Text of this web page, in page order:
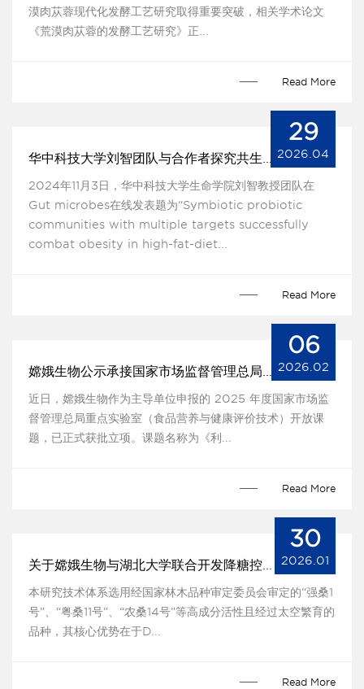
漠肉苁蓉现代化发酵工艺研究取得重要突破，相关学术论文
《荒漠肉苁蓉的发酵工艺研究》正...
Read More
华中科技大学刘智团队与合作者探究共生益生菌
2024年11月3日，华中科技大学生命学院刘智教授团队在
Gut microbes在线发表题为“Symbiotic probiotic
communities with multiple targets successfully
combat obesity in high-fat-diet...
29
2026.04
Read More
嫦娥生物公示承接国家市场监督管理总局课题
近日，嫦娥生物作为主导单位申报的 2025 年度国家市场监
督管理总局重点实验室（食品营养与健康评价技术）开放课
题，已正式获批立项。课题名称为《利...
06
2026.02
Read More
关于嫦娥生物与湖北大学联合开发降糖控糖技术
本研究技术体系选用经国家林木品种审定委员会审定的“强桑1
号”、“粤桑11号”、“农桑14号”等高成分活性且经过太空繁育的
品种，其核心优势在于D...
30
2026.01
Read More